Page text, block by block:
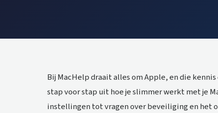
Bij MacHelp draait alles om Apple, en die
stap voor stap uit hoe je slimmer werkt met je
instellingen tot vragen over beveiliging en het